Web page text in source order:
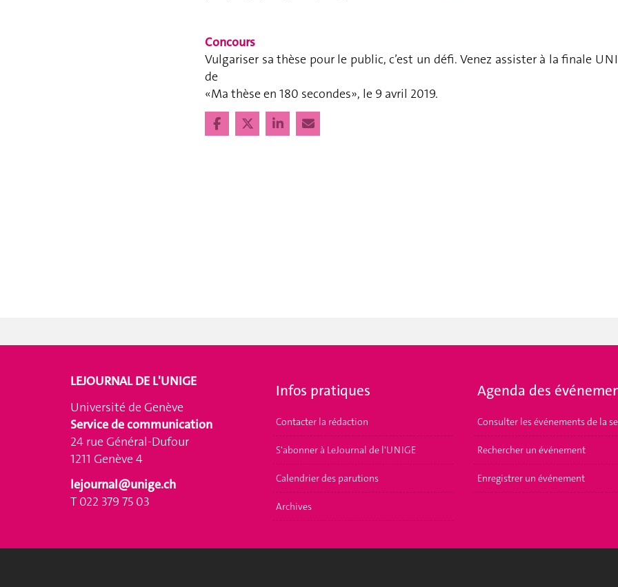
Concours
Vulgariser sa thèse pour le public, c’est un défi. Venez assister à la finale
de
«Ma thèse en 180 secondes», le 9 avril 2019.
LEJOURNAL DE L'UNIGE
Université de Genève
Service de communication
24 rue Général-Dufour
1211 Genève 4
lejournal@unige.ch
T 022 379 75 03
Infos pratiques
Contacter la rédaction
S'abonner à LeJournal de l'UNIGE
Calendrier des parutions
Archives
Agenda des
Consulter les événements de la
Rechercher un événement
Enregistrer un événement